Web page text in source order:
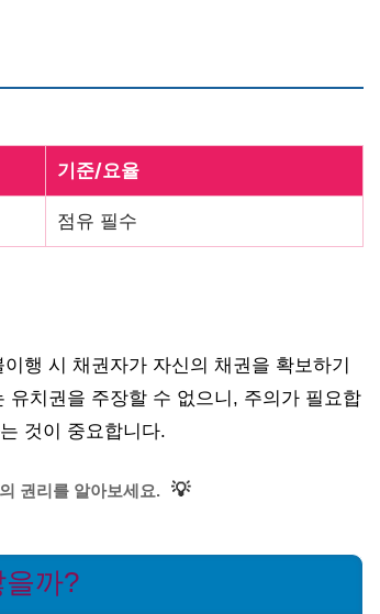
기준/요율
점유 필수
행 시 채권자가 자신의 채권을 확보하기
치권을 주장할 수 없으니, 주의가 필요합
것이 중요합니다.
권리를 알아보세요. 💡
까?